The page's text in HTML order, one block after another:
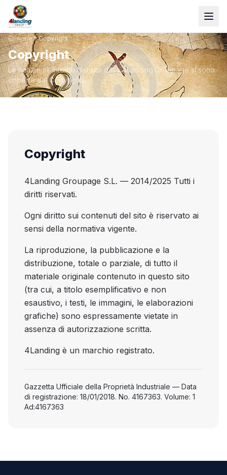
Home Copyright
Copyright
Le notizie all'interno del sito della 4Landing Groupage sl sono
coperte dal Copyright.
Copyright
4Landing Groupage S.L. — 2014/2025 Tutti i
diritti riservati.
Ogni diritto sui contenuti del sito è riservato ai
sensi della normativa vigente.
La riproduzione, la pubblicazione e la
distribuzione, totale o parziale, di tutto il
materiale originale contenuto in questo sito
(tra cui, a titolo esemplificativo e non
esaustivo, i testi, le immagini, le elaborazioni
grafiche) sono espressamente vietate in
assenza di autorizzazione scritta.
4Landing è un marchio registrato.
Gazzetta Ufficiale della Proprietà Industriale — Data
di registrazione: 18/01/2018. No. 4167363. Volume: 1
Ad:4167363